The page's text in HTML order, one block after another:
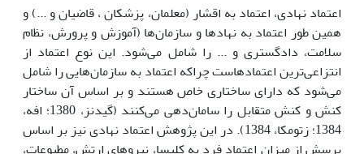
اعتماد نهادی، اعتماد به اقشار (معلمان، پزشکان ، قاضیان و ...) و
همین طور اعتماد به نهادها و سازمان‌ها (آموزش و پرورش، نظام
سلامت، دادگستری و ... را شامل می‌شود. این نوع اعتماد از
انتزاعی‌ترین اعتمادهاست چراکه اعتماد به سازمان‌هایی را شامل
می‌شود که دارای ساختاری خاص هستند و بر اساس آن ساختار
کنش و کنش متقابل را سامان‌دهی می‌کنند (گیدنز، 1380؛ افه،
1384؛ زتومکا، 1384). در این پژوهش اعتماد نهادی نیز بر اساس